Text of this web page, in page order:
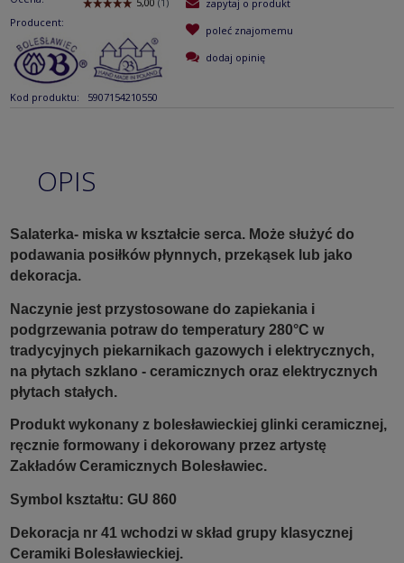
Producent:
Kod produktu: 5907154210550
zapytaj o produkt
poleć znajomemu
dodaj opinię
OPIS
Salaterka- miska w kształcie serca. Może służyć do
podawania posiłków płynnych, przekąsek lub jako
dekoracja.
Naczynie jest przystosowane do zapiekania i
podgrzewania potraw do temperatury 280°C w
tradycyjnych piekarnikach gazowych i elektrycznych,
na płytach szklano - ceramicznych oraz elektrycznych
płytach stałych.
Produkt wykonany z bolesławieckiej glinki ceramicznej,
ręcznie formowany i dekorowany przez artystę
Zakładów Ceramicznych Bolesławiec.
Symbol kształtu: GU 860
Dekoracja nr 41 wchodzi w skład grupy klasycznej
Ceramiki Bolesławieckiej.